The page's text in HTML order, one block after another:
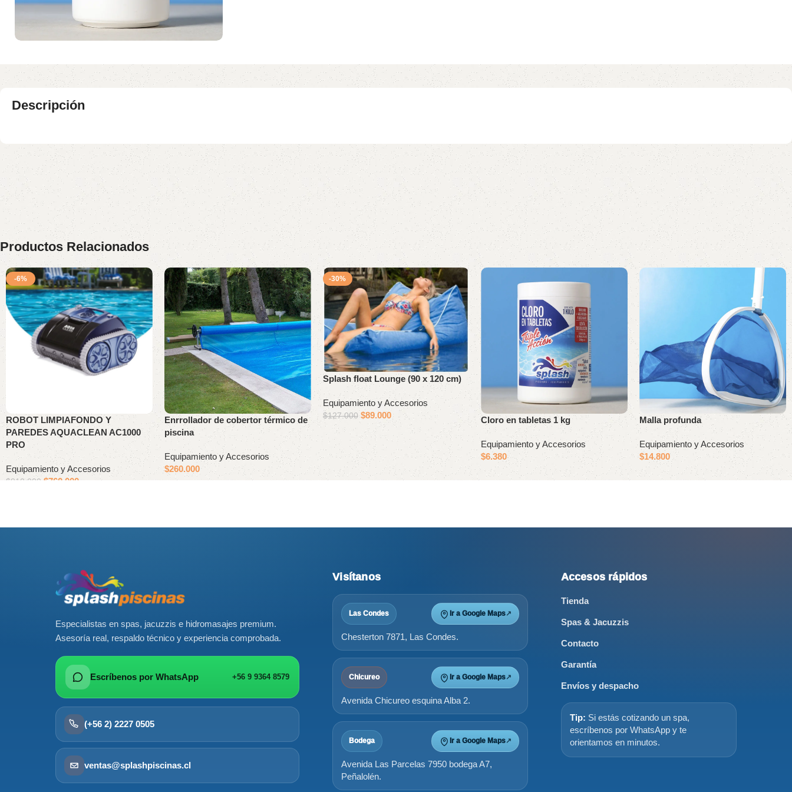
Descripción
Productos Relacionados
-6%
ROBOT LIMPIAFONDO Y
PAREDES AQUACLEAN AC1000
PRO
Equipamiento y Accesorios
$810.000 $760.000
Enrrollador de cobertor térmico de
piscina
Equipamiento y Accesorios
$260.000
-30%
Splash float Lounge (90 x 120 cm)
Equipamiento y Accesorios
$127.000 $89.000
Cloro en tabletas 1 kg
Equipamiento y Accesorios
$6.380
Malla profunda
Equipamiento y Accesorios
$14.800
Especialistas en spas, jacuzzis e hidromasajes premium.
Asesoría real, respaldo técnico y experiencia comprobada.
Escríbenos por WhatsApp +56 9 9364 8579
(+56 2) 2227 0505
ventas@splashpiscinas.cl
Visítanos
Las Condes Ir a Google Maps↗
Chesterton 7871, Las Condes.
Chicureo Ir a Google Maps↗
Avenida Chicureo esquina Alba 2.
Bodega Ir a Google Maps↗
Avenida Las Parcelas 7950 bodega A7,
Peñalolén.
Accesos rápidos
Tienda
Spas & Jacuzzis
Contacto
Garantía
Envíos y despacho
Tip: Si estás cotizando un spa,
escríbenos por WhatsApp y te
orientamos en minutos.